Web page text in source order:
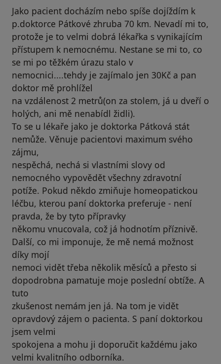
Jako pacient docházím nebo spíše dojíždím k
p.doktorce Pátkové zhruba 70 km. Nevadí mi to,
protože je to velmi dobrá lékařka s vynikajícím
přístupem k nemocnému. Nestane se mi to, co
se mi po těžkém úrazu stalo v
nemocnici....tehdy je zajímalo jen 30Kč a pan
doktor mě prohlížel
na vzdálenost 2 metrů(on za stolem, já u dveří o
holých, ani mě nenabídl židli).
To se u lékaře jako je doktorka Pátková stát
nemůže. Věnuje pacientovi maximum svého
zájmu,
nespěchá, nechá si vlastními slovy od
nemocného vypovědět všechny zdravotní
potíže. Pokud někdo zmiňuje homeopatickou
léčbu, kterou paní doktorka preferuje - není
pravda, že by tyto přípravky
někomu vnucovala, což já hodnotím příznivě.
Další, co mi imponuje, že mě nemá možnost
díky mojí
nemoci vidět třeba několik měsíců a přesto si
dopodrobna pamatuje moje poslední obtíže. A
tuto
zkušenost nemám jen já. Na tom je vidět
opravdový zájem o pacienta. S paní doktorkou
jsem velmi
spokojena a mohu ji doporučit každému jako
velmi kvalitního odborníka.